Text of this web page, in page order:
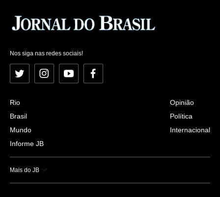
Nos siga nas redes sociais!
Twitter InstagramYouTubeFacebook
Rio
Brasil
Mundo
Informe JB
Opinião
Política
Internacional
Mais do JB
Esportes